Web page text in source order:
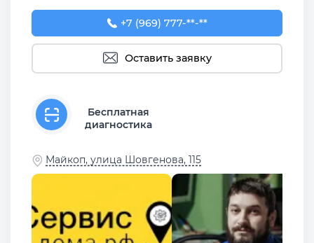
+7 (969) 777-50-55
+7 (969) 777-**-**
Оставить заявку
Бесплатная
диагностика
Майкоп, улица Шовгенова, 115